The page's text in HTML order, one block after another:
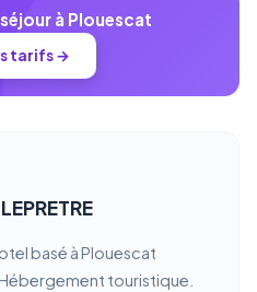
à Plouescat
tarifs →
basé à Plouescat
touristique.